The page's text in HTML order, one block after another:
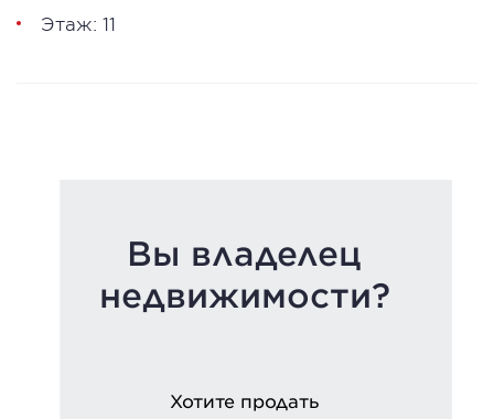
Этаж: 11
Вы владелец
недвижимости?
Хотите продать